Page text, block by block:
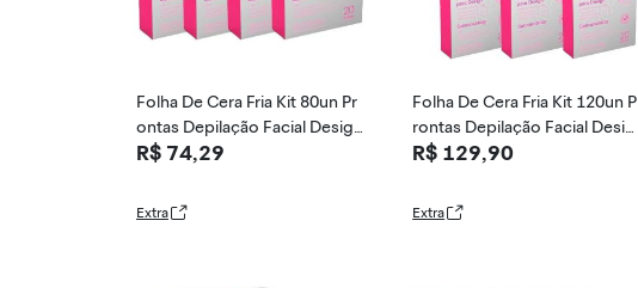
Folha De Cera Fria Kit 80un Pr
ontas Depilação Facial Design
Sobrancelhas Rosa Modelage
R$ 74,29
Extra
Folha De Cera Fria Kit 120un P
rontas Depilação Facial Desig
n Sobrancelhas Rosa Modela
R$ 129,90
Extra